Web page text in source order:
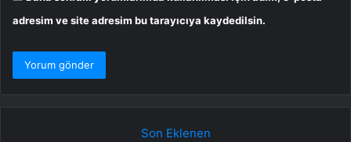
adresim ve site adresim bu tarayıcıya kaydedilsin.
Son Eklenen